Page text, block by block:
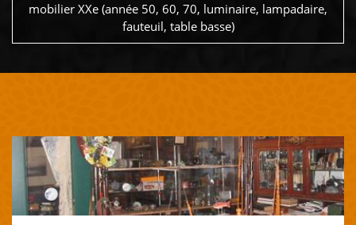
mobilier XXe (année 50, 60, 70, luminaire, lampadaire,
fauteuil, table basse)